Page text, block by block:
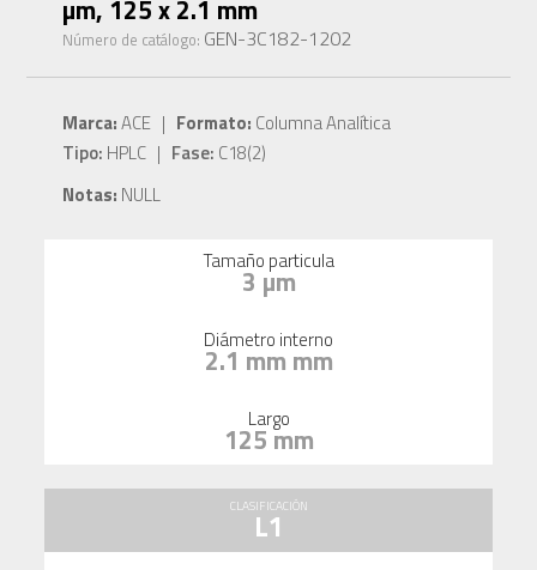
µm, 125 x 2.1 mm
Número de catálogo: GEN-3C182-1202
Marca:ACE | Formato: Columna Analítica
Tipo: HPLC | Fase: C18(2)
Notas: NULL
Tamaño particula
3 µm
Diámetro interno
2.1 mm mm
Largo
125 mm
CLASIFICACIÓN
L1